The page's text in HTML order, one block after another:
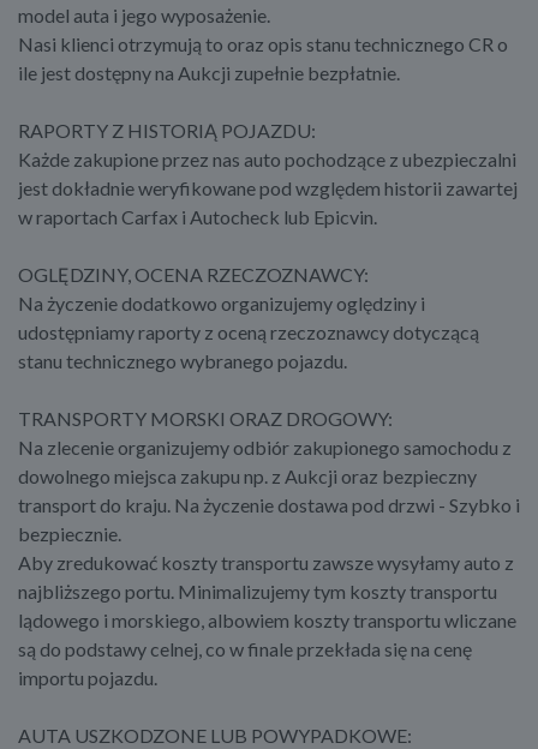
model auta i jego wyposażenie.
Nasi klienci otrzymują to oraz opis stanu technicznego CR o
ile jest dostępny na Aukcji zupełnie bezpłatnie.
RAPORTY Z HISTORIĄ POJAZDU:
Każde zakupione przez nas auto pochodzące z ubezpieczalni
jest dokładnie weryfikowane pod względem historii zawartej
w raportach Carfax i Autocheck lub Epicvin.
OGLĘDZINY, OCENA RZECZOZNAWCY:
Na życzenie dodatkowo organizujemy oględziny i
udostępniamy raporty z oceną rzeczoznawcy dotyczącą
stanu technicznego wybranego pojazdu.
TRANSPORTY MORSKI ORAZ DROGOWY:
Na zlecenie organizujemy odbiór zakupionego samochodu z
dowolnego miejsca zakupu np. z Aukcji oraz bezpieczny
transport do kraju. Na życzenie dostawa pod drzwi - Szybko i
bezpiecznie.
Aby zredukować koszty transportu zawsze wysyłamy auto z
najbliższego portu. Minimalizujemy tym koszty transportu
lądowego i morskiego, albowiem koszty transportu wliczane
są do podstawy celnej, co w finale przekłada się na cenę
importu pojazdu.
AUTA USZKODZONE LUB POWYPADKOWE: